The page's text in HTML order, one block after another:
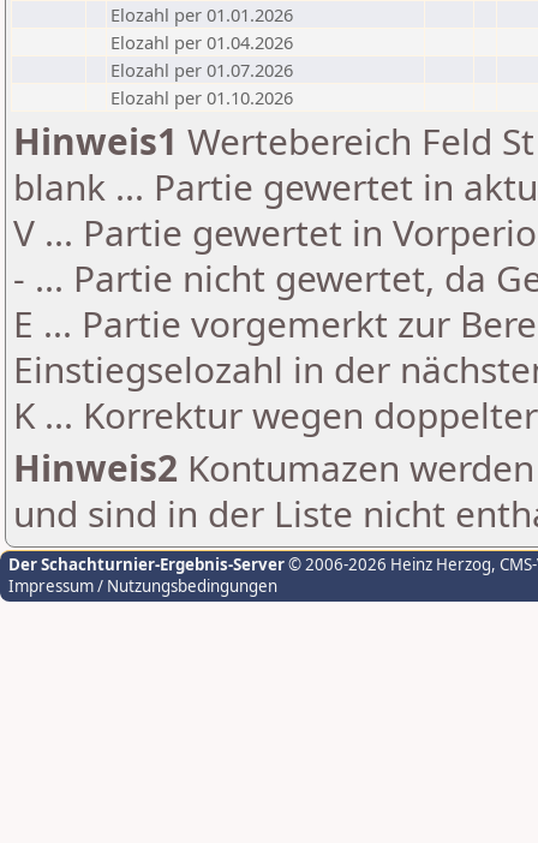
Elozahl per 01.01.2026
Elozahl per 01.04.2026
Elozahl per 01.07.2026
Elozahl per 01.10.2026
Hinweis1 Wertebereich Feld
blank ... Partie gewertet in
V ... Partie gewertet in
- ... Partie nicht gewertet, da
E ... Partie vorgemerkt zur
Einstiegselozahl in der
K ... Korrektur wegen
Hinweis2 Kontumazen
und sind in der Liste nicht
Der Schachturnier-Ergebnis-Server© 2006-2026 Heinz Herzog,
Impressum / Nutzungsbedingungen